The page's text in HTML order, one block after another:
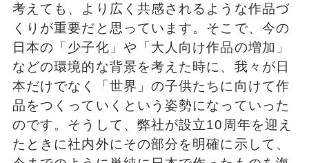
考えても、より広く共感されるような作品づ
くりが重要だと思っています。そこで、今の
日本の「少子化」や「大人向け作品の増加」
などの環境的な背景を考えた時に、我々が日
本だけでなく「世界」の子供たちに向けて作
品をつくっていくという姿勢になっていった
のです。そうして、弊社が設立10周年を迎え
たときに社内外にその部分を明確に示して、